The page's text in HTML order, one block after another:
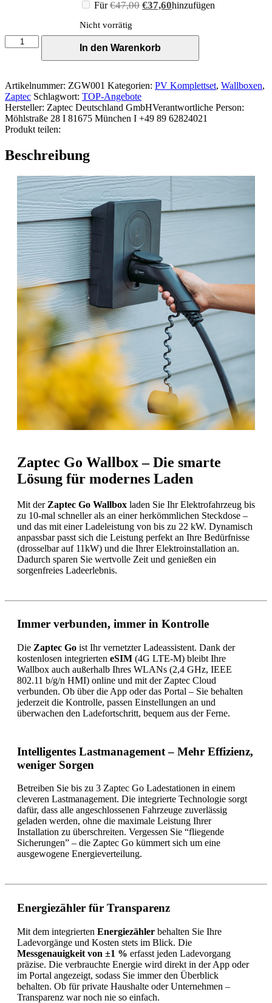
Für€47,00 Ursprünglicher
€37,60Aktueller
€37,60.
hinzufügen
Nicht vorrätig
Zaptec
Go
In den Warenkorb
Artikelnummer: ZGW001 Kategorien: PV Komplettset, Wallboxen,
Zaptec Schlagwort: TOP-Angebote
Hersteller: Zaptec Deutschland GmbHVerantwortliche Person:
Möhlstraße 28 I 81675 München I +49 89 62824021
Produkt teilen:
Beschreibung
Zaptec Go Wallbox – Die smarte
Lösung für modernes Laden
Mit der Zaptec Go Wallbox laden Sie Ihr Elektrofahrzeug bis
zu 10-mal schneller als an einer herkömmlichen Steckdose –
und das mit einer Ladeleistung von bis zu 22 kW. Dynamisch
anpassbar passt sich die Leistung perfekt an Ihre Bedürfnisse
(drosselbar auf 11kW) und die Ihrer Elektroinstallation an.
Dadurch sparen Sie wertvolle Zeit und genießen ein
sorgenfreies Ladeerlebnis.
Immer verbunden, immer in Kontrolle
Die Zaptec Go ist Ihr vernetzter Ladeassistent. Dank der
kostenlosen integrierten eSIM (4G LTE-M) bleibt Ihre
Wallbox auch außerhalb Ihres WLANs (2,4 GHz, IEEE
802.11 b/g/n HMI) online und mit der Zaptec Cloud
verbunden. Ob über die App oder das Portal – Sie behalten
jederzeit die Kontrolle, passen Einstellungen an und
überwachen den Ladefortschritt, bequem aus der Ferne.
Intelligentes Lastmanagement – Mehr Effizienz,
weniger Sorgen
Betreiben Sie bis zu 3 Zaptec Go Ladestationen in einem
cleveren Lastmanagement. Die integrierte Technologie sorgt
dafür, dass alle angeschlossenen Fahrzeuge zuverlässig
geladen werden, ohne die maximale Leistung Ihrer
Installation zu überschreiten. Vergessen Sie “fliegende
Sicherungen” – die Zaptec Go kümmert sich um eine
ausgewogene Energieverteilung.
Energiezähler für Transparenz
Mit dem integrierten Energiezähler behalten Sie Ihre
Ladevorgänge und Kosten stets im Blick. Die
Messgenauigkeit von ±1 % erfasst jeden Ladevorgang
präzise. Die verbrauchte Energie wird direkt in der App oder
im Portal angezeigt, sodass Sie immer den Überblick
behalten. Ob für private Haushalte oder Unternehmen –
Transparenz war noch nie so einfach.